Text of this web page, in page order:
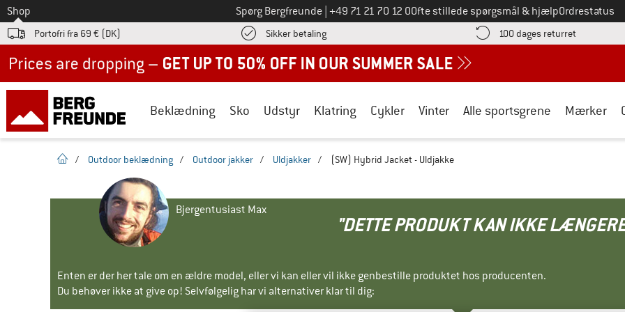
Til
Shop Spørg Bergfreunde Ring til os på
+49 71 21 70 12 0Ofte stillede spørgsmål & hjælpOrdrestatus
Portofri fra 69 € (DK) Sikker betalingFind betalingsoplysningerne her! Åbnes i en infoboks
100 dages returret Gå til
Beklædning Sko Udstyr Klatring Cykler Vinter Alle sportsgrene Mærker
Hjemmeside
/ Outdoor beklædning / Outdoor jakker / Uldjakker / (SW) Hybrid Jacket - Uldjakke
Bjergentusiast Max
"DETTE PRODUKT KAN IKKE
Enten er der her tale om en ældre model, eller vi kan eller vil ikke genbestille produktet hos producenten.
Du behøver ikke at give op! Selvfølgelig har vi alternativer klar til dig: